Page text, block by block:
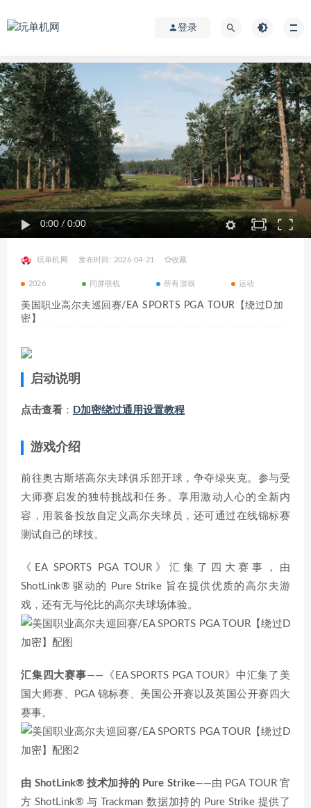
登录
0:00 / 0:00
玩单机网 发布时间: 2026-04-21 收藏
2026 同屏联机 所有游戏 运动
美国职业高尔夫巡回赛/EA SPORTS PGA TOUR【绕过D加
密】
启动说明
点击查看 ： D加密绕过通用设置教程
游戏介绍
前往奥古斯塔高尔夫球俱乐部开球，争夺绿夹克。参与受
大师赛启发的独特挑战和任务。享用激动人心的全新内
容，用装备投放自定义高尔夫球员，还可通过在线锦标赛
测试自己的球技。
《EA SPORTS PGA TOUR》汇集了四大赛事，由
ShotLink® 驱动的 Pure Strike 旨在提供优质的高尔夫游
戏，还有无与伦比的高尔夫球场体验。
汇集四大赛事——《EA SPORTS PGA TOUR》中汇集了美
国大师赛、PGA 锦标赛、美国公开赛以及英国公开赛四大
赛事。
由 ShotLink® 技术加持的 Pure Strike——由 PGA TOUR 官
方 ShotLink® 与 Trackman 数据加持的 Pure Strike 提供了